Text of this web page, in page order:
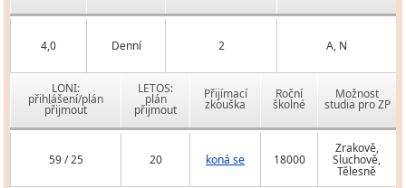
4,0 Denní 2 A, N
LONI:
přihlášení/plán
přijmout
LETOS:
plán
přijmout
Přijímací
zkouška
Roční
školné
Možnost
studia pro ZP
59 / 25 20 koná se 18000
Zrakově,
Sluchově,
Tělesně